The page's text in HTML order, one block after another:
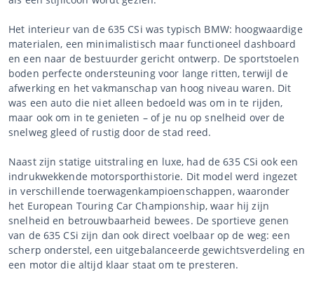
Het interieur van de 635 CSi was typisch BMW: hoogwaardige
materialen, een minimalistisch maar functioneel dashboard
en een naar de bestuurder gericht ontwerp. De sportstoelen
boden perfecte ondersteuning voor lange ritten, terwijl de
afwerking en het vakmanschap van hoog niveau waren. Dit
was een auto die niet alleen bedoeld was om in te rijden,
maar ook om in te genieten – of je nu op snelheid over de
snelweg gleed of rustig door de stad reed.
Naast zijn statige uitstraling en luxe, had de 635 CSi ook een
indrukwekkende motorsporthistorie. Dit model werd ingezet
in verschillende toerwagenkampioenschappen, waaronder
het European Touring Car Championship, waar hij zijn
snelheid en betrouwbaarheid bewees. De sportieve genen
van de 635 CSi zijn dan ook direct voelbaar op de weg: een
scherp onderstel, een uitgebalanceerde gewichtsverdeling en
een motor die altijd klaar staat om te presteren.